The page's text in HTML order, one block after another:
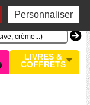
Personnaliser
PANIER
0 article
LIVRES &
COFFRETS